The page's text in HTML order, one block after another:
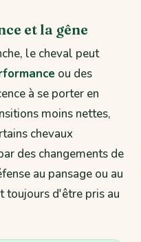
et la gêne
le cheval peut
ou des
à se porter en
moins nettes,
chevaux
des changements de
au pansage ou au
toujours d'être pris au